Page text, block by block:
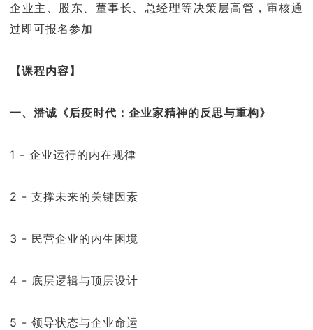
企业主、股东、董事长、总经理等决策层高管，审核通
过即可报名参加
【课程内容】
一、潘诚《后疫时代：企业家精神的反思与重构》
1 - 企业运行的内在规律
2 - 支撑未来的关键因素
3 - 民营企业的内生困境
4 - 底层逻辑与顶层设计
5 - 领导状态与企业命运